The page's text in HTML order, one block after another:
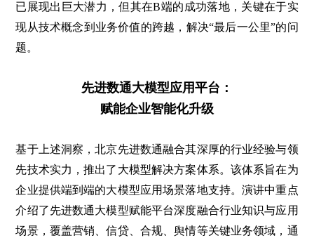
已展现出巨大潜力，但其在B端的成功落地，关键在于实
现从技术概念到业务价值的跨越，解决“最后一公里”的问
题。
先进数通大模型应用平台：
赋能企业智能化升级
基于上述洞察，北京先进数通融合其深厚的行业经验与领
先技术实力，推出了大模型解决方案体系。该体系旨在为
企业提供端到端的大模型应用场景落地支持。演讲中重点
介绍了先进数通大模型赋能平台深度融合行业知识与应用
场景，覆盖营销、信贷、合规、舆情等关键业务领域，通